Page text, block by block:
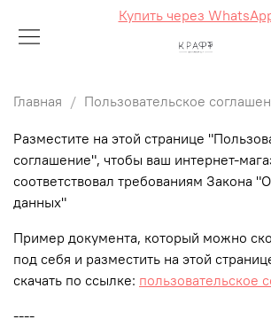
Купить через
Главная Пользовательское
Разместите на этой странице
соглашение", чтобы ваш интернет-
соответствовал требованиям Закона
данных"
Пример документа, который можно
под себя и разместить на этой
скачать по ссылке: пользовательское
----